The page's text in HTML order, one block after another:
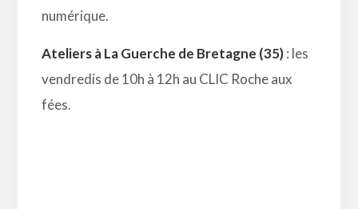
numérique.
Ateliers à La Guerche de Bretagne (35): les
vendredis de 10h à 12h au CLIC Roche aux
fées.